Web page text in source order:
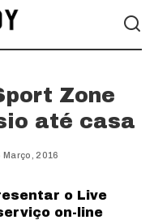
Zone
até casa
Março, 2016
o Live
on-line